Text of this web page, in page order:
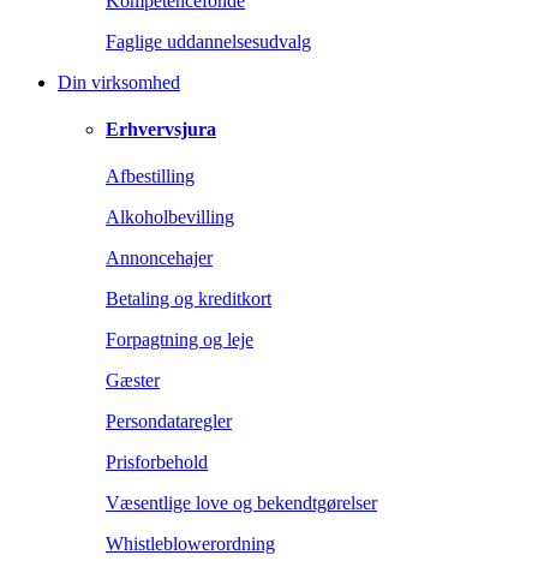
Faglige uddannelsesudvalg
Din virksomhed
Erhvervsjura
Afbestilling
Alkoholbevilling
Annoncehajer
Betaling og kreditkort
Forpagtning og leje
Gæster
Persondataregler
Prisforbehold
Væsentlige love og bekendtgørelser
Whistleblowerordning